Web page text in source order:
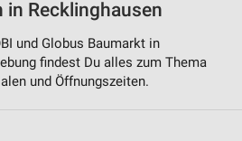
in Recklinghausen
und Globus Baumarkt in
findest Du alles zum Thema
und Öffnungszeiten.